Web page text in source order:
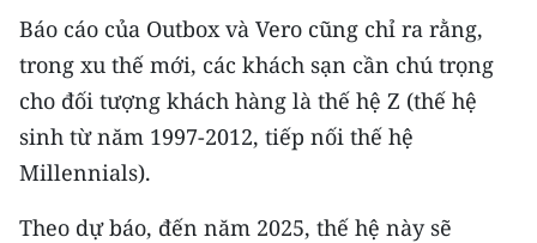
Báo cáo của Outbox và Vero cũng chỉ ra rằng,
trong xu thế mới, các khách sạn cần chú trọng
cho đối tượng khách hàng là thế hệ Z (thế hệ
sinh từ năm 1997-2012, tiếp nối thế hệ
Millennials).
Theo dự báo, đến năm 2025, thế hệ này sẽ